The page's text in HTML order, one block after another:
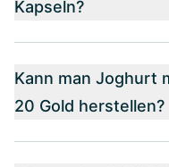
Kapseln?
Kann man Joghurt
20 Gold herstellen?